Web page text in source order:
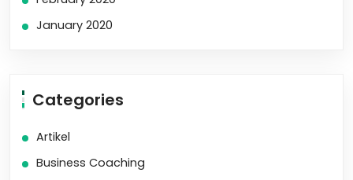
January 2020
Categories
Artikel
Business Coaching